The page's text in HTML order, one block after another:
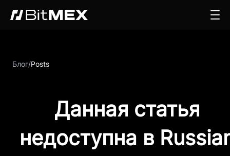
Блог/Posts
Данная статья
недоступна в